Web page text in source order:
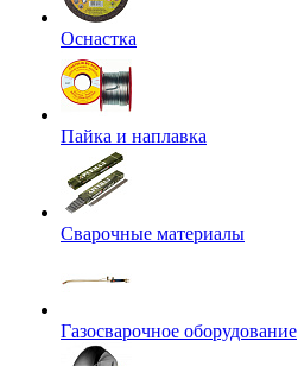
Оснастка
Пайка и наплавка
Сварочные материалы
Газосварочное оборудование